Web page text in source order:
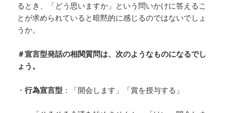
るとき、「どう思いますか」という問いかけに答えるこ
とが求められていると暗黙的に感じるのではないでしょ
うか。
＃宣言型発話の相関質問は、次のようなものになるでし
ょう。
・行為宣言型 ：「開会します」「賞を授与する」